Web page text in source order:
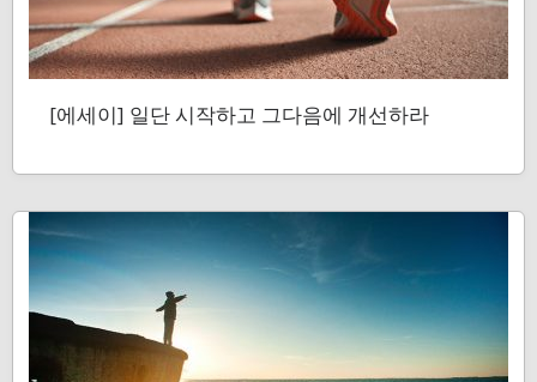
[에세이] 일단 시작하고 그다음에 개선하라